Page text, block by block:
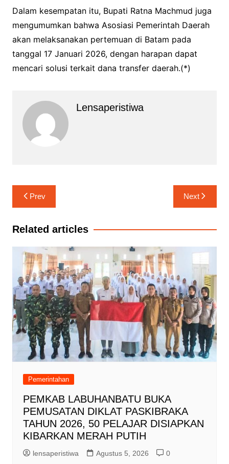
Dalam kesempatan itu, Bupati Ratna Machmud juga
mengumumkan bahwa Asosiasi Pemerintah Daerah
akan melaksanakan pertemuan di Batam pada
tanggal 17 Januari 2026, dengan harapan dapat
mencari solusi terkait dana transfer daerah.(*)
Lensaperistiwa
Navigasi
pos
Prev Next
Related articles
Pemerintahan
PEMKAB LABUHANBATU BUKA
PEMUSATAN DIKLAT PASKIBRAKA
TAHUN 2026, 50 PELAJAR DISIAPKAN
KIBARKAN MERAH PUTIH
lensaperistiwa Agustus 5, 2026 0